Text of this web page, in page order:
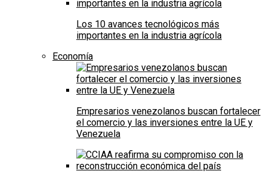
Los 10 avances tecnológicos más
importantes en la industria agrícola
Economía
Empresarios venezolanos buscan fortalecer
el comercio y las inversiones entre la UE y
Venezuela